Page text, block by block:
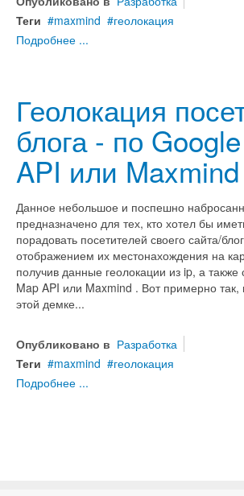
Теги
maxmind
геолокация
Подробнее ...
Геолокация
блога - по
API или Maxmind
Данное небольшое и поспешно
предназначено для тех, кто хотел бы
порадовать посетителей своего сайта/
отображением их местонахождения на
получив данные геолокации из ip, а также
Map API или Maxmind . Вот примерно так,
этой демке...
Опубликовано в Разработка
Теги
maxmind
геолокация
Подробнее ...